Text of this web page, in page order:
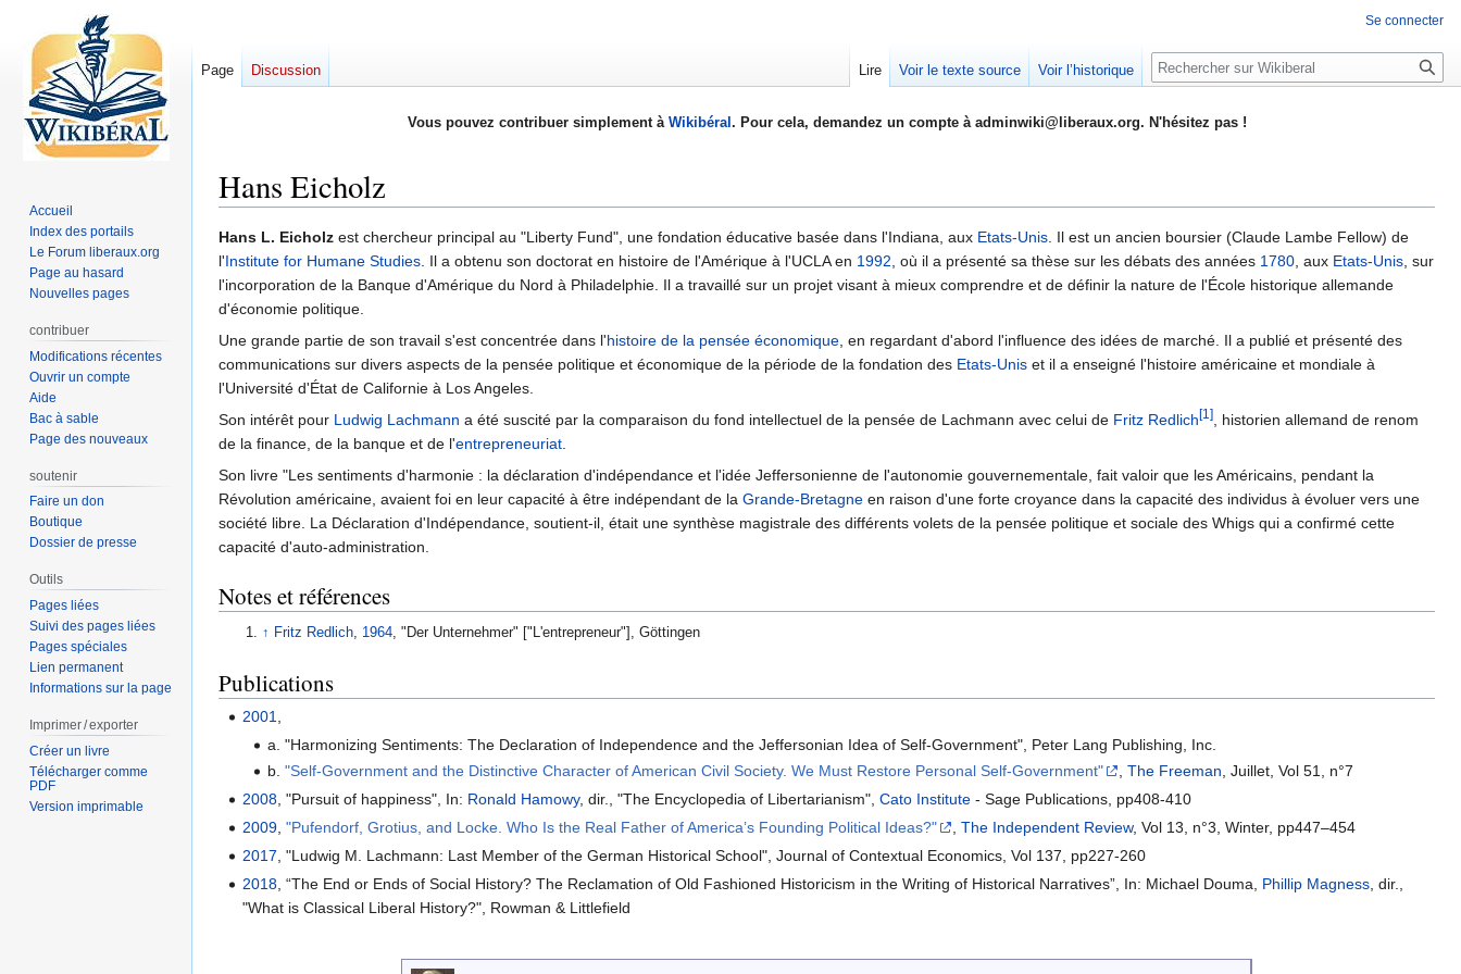
Vous pouvez contribuer simplement à Wikibéral . Pour cela, demandez un compte à adminwiki@liberaux.org. N'hésitez pas !
Hans Eicholz
Aller
à
la
navigation
Aller
à
la
recherche
Hans L. Eicholz est chercheur principal au "Liberty Fund", une fondation éducative basée dans l'Indiana, aux Etats-Unis. Il est un ancien boursier (Claude Lambe Fellow) de
l'Institute for Humane Studies. Il a obtenu son doctorat en histoire de l'Amérique à l'UCLA en 1992, où il a présenté sa thèse sur les débats des années 1780, aux Etats-Unis, sur
l'incorporation de la Banque d'Amérique du Nord à Philadelphie. Il a travaillé sur un projet visant à mieux comprendre et de définir la nature de l'École historique allemande
d'économie politique.
Une grande partie de son travail s'est concentrée dans l'histoire de la pensée économique, en regardant d'abord l'influence des idées de marché. Il a publié et présenté des
communications sur divers aspects de la pensée politique et économique de la période de la fondation des Etats-Unis et il a enseigné l'histoire américaine et mondiale à
l'Université d'État de Californie à Los Angeles.
Son intérêt pour Ludwig Lachmann a été suscité par la comparaison du fond intellectuel de la pensée de Lachmann avec celui de Fritz Redlich[1], historien allemand de renom
de la finance, de la banque et de l'entrepreneuriat.
Son livre "Les sentiments d'harmonie : la déclaration d'indépendance et l'idée Jeffersonienne de l'autonomie gouvernementale, fait valoir que les Américains, pendant la
Révolution américaine, avaient foi en leur capacité à être indépendant de la Grande-Bretagne en raison d'une forte croyance dans la capacité des individus à évoluer vers une
société libre. La Déclaration d'Indépendance, soutient-il, était une synthèse magistrale des différents volets de la pensée politique et sociale des Whigs qui a confirmé cette
capacité d'auto-administration.
Notes et références
↑ Fritz Redlich, 1964, "Der Unternehmer" ["L'entrepreneur"], Göttingen
Publications
2001
a. "Harmonizing Sentiments: The Declaration of Independence and the Jeffersonian Idea of Self-Government", Peter Lang Publishing, Inc.
b. "Self-Government and the Distinctive Character of American Civil Society. We Must Restore Personal Self-Government" The Freeman , Juillet, Vol 51, n°7
2008 , "Pursuit of happiness", In: Ronald Hamowy, dir., "The Encyclopedia of Libertarianism",Cato Institute - Sage Publications, pp408-410
2009 ,"Pufendorf, Grotius, and Locke. Who Is the Real Father of America’s Founding Political Ideas?" ,The Independent Review, Vol 13, n°3, Winter, pp447–454
2017 , "Ludwig M. Lachmann: Last Member of the German Historical School", Journal of Contextual Economics, Vol 137, pp227-260
2018, “The End or Ends of Social History? The Reclamation of Old Fashioned Historicism in the Writing of Historical Narratives”, In: Michael Douma, Phillip Magness, dir.,
"What is Classical Liberal History?", Rowman & Littlefield
Se connecter
Page Discussion Lire Voir le texte source Voir l’historique Rechercher
Accueil
Index des portails
Le Forum liberaux.org
Page au hasard
Nouvelles pages
contribuer
Modifications récentes
Ouvrir un compte
Aide
Bac à sable
Page des nouveaux
soutenir
Faire un don
Boutique
Dossier de presse
Outils
Pages liées
Suivi des pages liées
Pages spéciales
Lien permanent
Informations sur la page
Imprimer / exporter
Créer un livre
Télécharger comme
PDF
Version imprimable